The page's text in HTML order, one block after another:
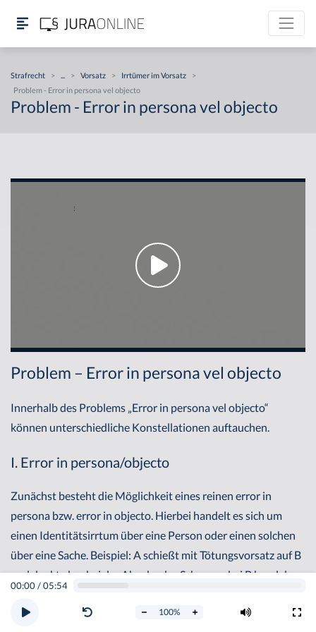
Strafrecht > > Vorsatz > Irrtümer im Vorsatz
>
Problem - Error in persona vel objecto
Problem - Error in persona vel objecto
00:00/05:54
100%
Problem – Error in persona vel objecto
Innerhalb des Problems „Error in persona vel objecto“
können unterschiedliche Konstellationen auftauchen.
I. Error in persona/objecto
Zunächst besteht die Möglichkeit eines reinen error in
persona bzw. error in objecto. Hierbei handelt es sich um
einen Identitätsirrtum über eine Person oder einen solchen
über eine Sache. Beispiel: A schießt mit Tötungsvorsatz auf B
und denkt aber bei der Abgabe des Schusses, bei B handele es
sich um C. Es ist zunächst ein Totschlag an B zu prüfen und
innerhalb des Vorsatzes zu fragen, auf welche Weise sich der